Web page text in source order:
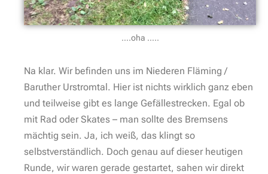
….oha …..
Na klar. Wir befinden uns im Niederen Fläming /
Baruther Urstromtal. Hier ist nichts wirklich ganz eben
und teilweise gibt es lange Gefällestrecken. Egal ob
mit Rad oder Skates – man sollte des Bremsens
mächtig sein. Ja, ich weiß, das klingt so
selbstverständlich. Doch genau auf dieser heutigen
Runde, wir waren gerade gestartet, sahen wir direkt